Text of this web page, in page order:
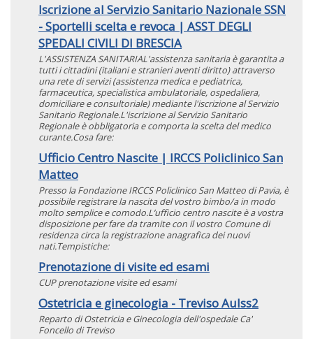
Iscrizione al Servizio Sanitario Nazionale SSN
- Sportelli scelta e revoca | ASST DEGLI
SPEDALI CIVILI DI BRESCIA
L'ASSISTENZA SANITARIAL'assistenza sanitaria è garantita a
tutti i cittadini (italiani e stranieri aventi diritto) attraverso
una rete di servizi (assistenza medica e pediatrica,
farmaceutica, specialistica ambulatoriale, ospedaliera,
domiciliare e consultoriale) mediante l'iscrizione al Servizio
Sanitario Regionale.L'iscrizione al Servizio Sanitario
Regionale è obbligatoria e comporta la scelta del medico
curante.Cosa fare:
Ufficio Centro Nascite | IRCCS Policlinico San
Matteo
Presso la Fondazione IRCCS Policlinico San Matteo di Pavia, è
possibile registrare la nascita del vostro bimbo/a in modo
molto semplice e comodo.L’ufficio centro nascite è a vostra
disposizione per fare da tramite con il vostro Comune di
residenza circa la registrazione anagrafica dei nuovi
nati.Tempistiche:
Prenotazione di visite ed esami
CUP prenotazione visite ed esami
Ostetricia e ginecologia - Treviso Aulss2
Reparto di Ostetricia e Ginecologia dell'ospedale Ca'
Foncello di Treviso